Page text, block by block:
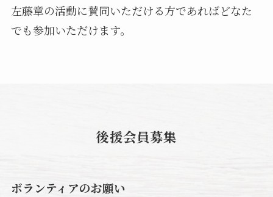
左藤章の活動に賛同いただける方であればどなた
でも参加いただけます。
後援会員募集
ボランティアのお願い